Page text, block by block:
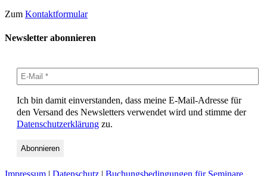
Zum Kontaktformular
Newsletter abonnieren
Ich bin damit einverstanden, dass meine E-Mail-Adresse für
den Versand des Newsletters verwendet wird und stimme der
Datenschutzerklärung zu.
Impressum | Datenschutz | Buchungsbedingungen für Seminare